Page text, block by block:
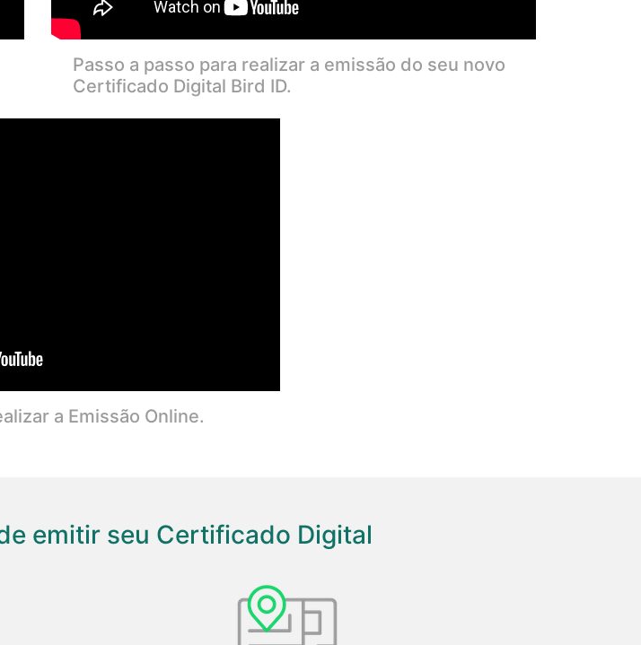
Passo a passo para realizar a emissão do seu novo
Certificado Digital Bird ID.
a Emissão Online.
emitir seu Certificado Digital